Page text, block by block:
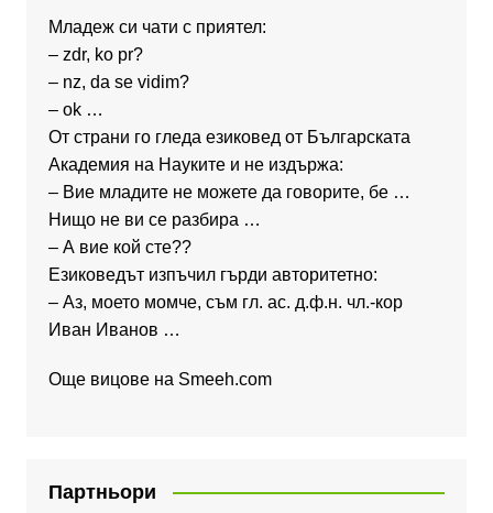
Младеж си чати с приятел:
– zdr, ko pr?
– nz, da se vidim?
– ok …
От страни го гледа езиковед от Българската
Академия на Науките и не издържа:
– Вие младите не можете да говорите, бе …
Нищо не ви се разбира …
– А вие кой сте??
Езиковедът изпъчил гърди авторитетно:
– Аз, моето момче, съм гл. ас. д.ф.н. чл.-кор
Иван Иванов …
Още вицове на Smeeh.com
Партньори